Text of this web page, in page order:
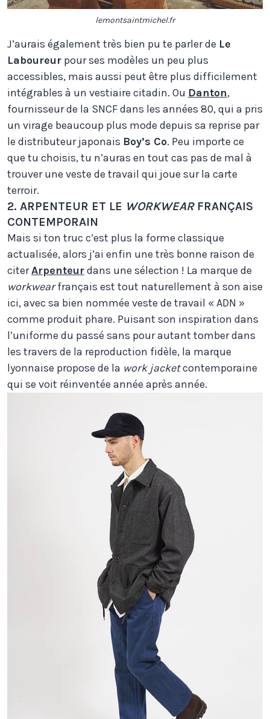
lemontsaintmichel.fr
J’aurais également très bien pu te parler de Le
Laboureur pour ses modèles un peu plus
accessibles, mais aussi peut être plus difficilement
intégrables à un vestiaire citadin. Ou Danton,
fournisseur de la SNCF dans les années 80, qui a pris
un virage beaucoup plus mode depuis sa reprise par
le distributeur japonais Boy’s Co. Peu importe ce
que tu choisis, tu n’auras en tout cas pas de mal à
trouver une veste de travail qui joue sur la carte
terroir.
2. ARPENTEUR ET LE WORKWEARFRANÇAIS
CONTEMPORAIN
Mais si ton truc c’est plus la forme classique
actualisée, alors j’ai enfin une très bonne raison de
citerArpenteurdans une sélection ! La marque de
workwearfrançais est tout naturellement à son aise
ici, avec sa bien nommée veste de travail « ADN »
comme produit phare. Puisant son inspiration dans
l’uniforme du passé sans pour autant tomber dans
les travers de la reproduction fidèle, la marque
lyonnaise propose de la work jacketcontemporaine
qui se voit réinventée année après année.